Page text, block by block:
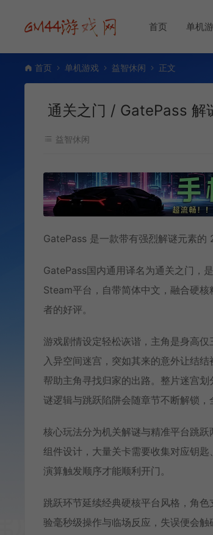
首页 单机
首页 单机游戏 益智休闲 正文
通关之门 / GatePass 解
益智休闲
GatePass 是一款带有强烈解谜元素的
GatePass国内通用译名为通关之门，
Steam平台，自带简体中文，融合硬
者的好评。
游戏剧情设定轻松诙谐，主角是身高
入异空间迷宫，突如其来的意外让结
帮助主角寻找归家的出路。整片迷宫
谜逻辑与跳跃陷阱会随章节不断解锁，
核心玩法分为机关解谜与精准平台跳
组件设计，大量关卡需要收集对应钥
演算触发顺序才能顺利开门。
跳跃环节延续经典硬核平台风格，角
验毫秒级操作与临场反应，失误便会